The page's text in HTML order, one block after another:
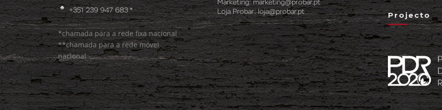
+351 239 947 683 *
*chamada para a rede fixa nacional
**chamada para a rede móvel
nacional
Marketing:marketing@probar.pt
Loja Probar:loja@probar.pt Projecto